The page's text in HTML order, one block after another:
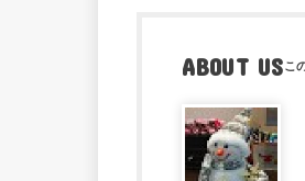
ABOUT US